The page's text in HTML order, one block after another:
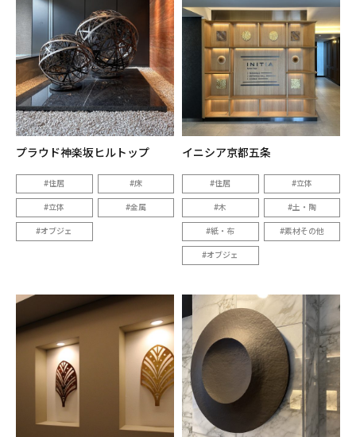
プラウド神楽坂ヒルトップ
住居 床
立体 金属
オブジェ
イニシア京都五条
住居 立体
木 土・陶
紙・布 素材その他
オブジェ